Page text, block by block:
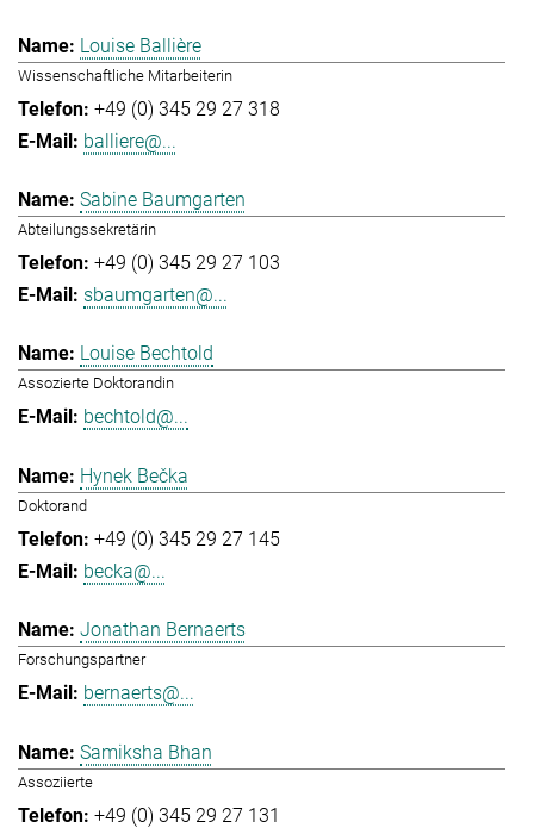
Louise Ballière
Wissenschaftliche Mitarbeiterin
+49 (0) 345 29 27 318
balliere@...
Sabine Baumgarten
Abteilungssekretärin
+49 (0) 345 29 27 103
sbaumgarten@...
Louise Bechtold
Assozierte Doktorandin
bechtold@...
Hynek Bečka
Doktorand
+49 (0) 345 29 27 145
becka@...
Jonathan Bernaerts
Forschungspartner
bernaerts@...
Samiksha Bhan
Assoziierte
+49 (0) 345 29 27 131